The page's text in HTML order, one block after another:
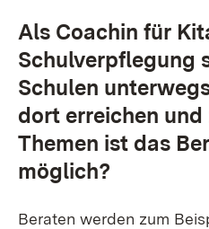
Als Coachin für
Schulverpflegung
Schulen
dort erreichen
Themen ist das
möglich?
Beraten werden zum